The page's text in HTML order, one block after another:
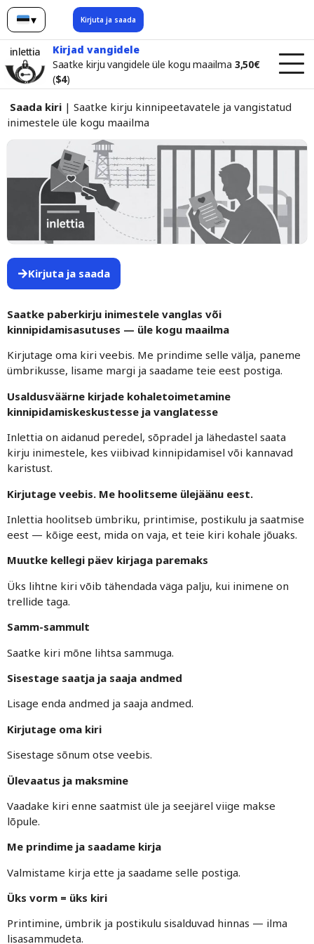
▾
eesti Kirjuta ja saada
inlettia
Kirjad vangidele
Saatke kirju vangidele üle kogu maailma 3,50€
($4)
Saada kiri | Saatke kirju kinnipeetavatele ja vangistatud
inimestele üle kogu maailma
Kirjuta ja saada
Saatke paberkirju inimestele vanglas või
kinnipidamisasutuses — üle kogu maailma
Kirjutage oma kiri veebis. Me prindime selle välja, paneme
ümbrikusse, lisame margi ja saadame teie eest postiga.
Usaldusväärne kirjade kohaletoimetamine
kinnipidamiskeskustesse ja vanglatesse
Inlettia on aidanud peredel, sõpradel ja lähedastel saata
kirju inimestele, kes viibivad kinnipidamisel või kannavad
karistust.
Kirjutage veebis. Me hoolitseme ülejäänu eest.
Inlettia hoolitseb ümbriku, printimise, postikulu ja saatmise
eest — kõige eest, mida on vaja, et teie kiri kohale jõuaks.
Muutke kellegi päev kirjaga paremaks
Üks lihtne kiri võib tähendada väga palju, kui inimene on
trellide taga.
Samm-sammult
Saatke kiri mõne lihtsa sammuga.
Sisestage saatja ja saaja andmed
Lisage enda andmed ja saaja andmed.
Kirjutage oma kiri
Sisestage sõnum otse veebis.
Ülevaatus ja maksmine
Vaadake kiri enne saatmist üle ja seejärel viige makse
lõpule.
Me prindime ja saadame kirja
Valmistame kirja ette ja saadame selle postiga.
Üks vorm = üks kiri
Printimine, ümbrik ja postikulu sisalduvad hinnas — ilma
lisasammudeta.